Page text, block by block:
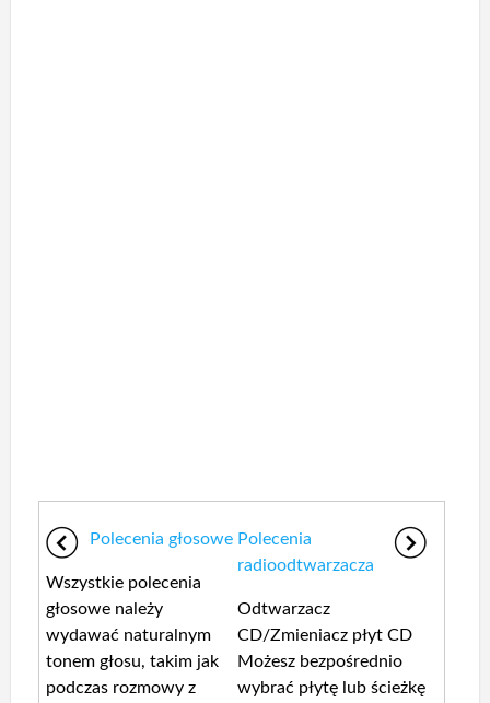
Polecenia głosowe
Wszystkie polecenia
głosowe należy
wydawać naturalnym
tonem głosu, takim jak
podczas rozmowy z
Polecenia
radioodtwarzacza
Odtwarzacz
CD/Zmieniacz płyt CD
Możesz bezpośrednio
wybrać płytę lub ścieżkę